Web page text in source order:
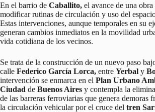
En el barrio de Caballito, el avance de una
modificar rutinas de circulación y uso del
Estas intervenciones, aunque temporales en su
generan cambios inmediatos en la movilidad
vida cotidiana de los vecinos.
Se trata de la construcción de un nuevo paso
calle Federico García Lorca, entre Yerbal y
intervención se enmarca en el Plan Urbano
Ciudad de Buenos Aires y contempla la
de las barreras ferroviarias que genera demoras
la circulación vehicular por el cruce del tren